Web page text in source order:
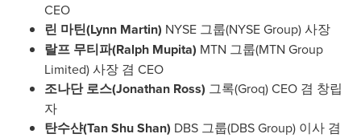
CEO
린 마틴(Lynn Martin) NYSE 그룹(NYSE Group) 사장
랄프 무티파(Ralph Mupita) MTN 그룹(MTN Group
Limited) 사장 겸 CEO
조나단 로스(Jonathan Ross) 그록(Groq)CEO 겸 창립
자
탄수샨(Tan Shu Shan) DBS 그룹(DBS Group) 이사 겸